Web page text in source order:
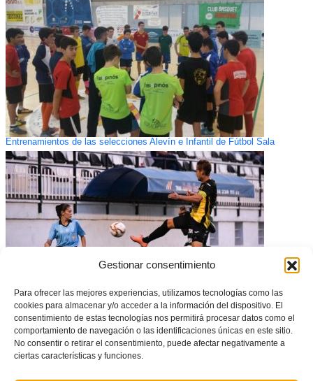
Gestionar consentimiento
Para ofrecer las mejores experiencias, utilizamos tecnologías como las
cookies para almacenar y/o acceder a la información del dispositivo. El
consentimiento de estas tecnologías nos permitirá procesar datos como el
comportamiento de navegación o las identificaciones únicas en este sitio.
No consentir o retirar el consentimiento, puede afectar negativamente a
ciertas características y funciones.
Entrenamientos de las selecciones Alevín e Infantil de Fútbol Sala
La valenciana Rita Cabañero será asistente en semifinales de la
Supercopa de España